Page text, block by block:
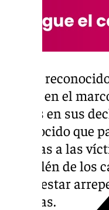
Sí han
mujer, en el
ambos en sus
reconocido que
torturas a las
terraplén de los
dicho estar
familias.